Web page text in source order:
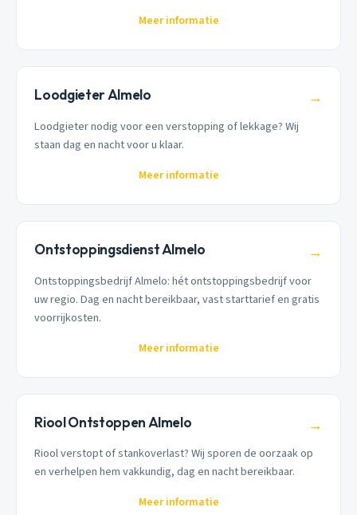
Meer informatie
Loodgieter Almelo →
Loodgieter nodig voor een verstopping of lekkage? Wij
staan dag en nacht voor u klaar.
Meer informatie
Ontstoppingsdienst Almelo →
Ontstoppingsbedrijf Almelo: hét ontstoppingsbedrijf voor
uw regio. Dag en nacht bereikbaar, vast starttarief en gratis
voorrijkosten.
Meer informatie
Riool Ontstoppen Almelo →
Riool verstopt of stankoverlast? Wij sporen de oorzaak op
en verhelpen hem vakkundig, dag en nacht bereikbaar.
Meer informatie